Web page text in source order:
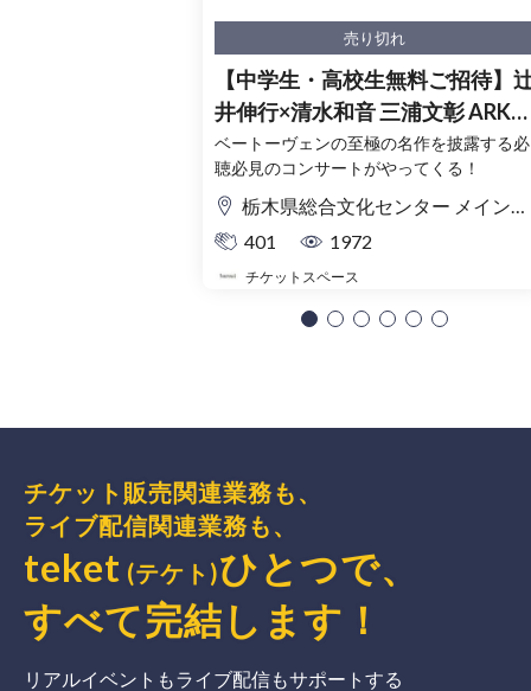
売り切れ
【中学生・高校生無料ご招待】
井伸行×清水和音 三浦文彰 ARKフ
ィルハーモニック≪究極のベー
ーヴェン≫(栃木公演)
ベートーヴェンの至極の名作を披露する必
聴必見のコンサートがやってくる！
栃木県総合文化センター メインホール
401
1972
チケットスペース
チケット販売関連業務も、
ライブ配信関連業務も、
teket (テケト)ひとつで、
すべて完結 します ！
リアルイベントもライブ配信もサポートする